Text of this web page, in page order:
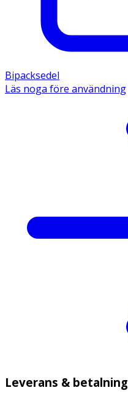
Bipacksedel
Läs noga före användning
Leverans & betalning